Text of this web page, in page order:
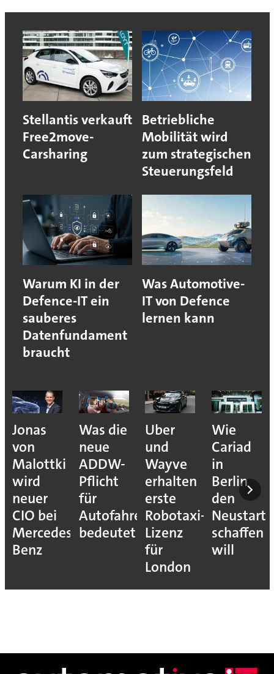
Stellantis verkauft
Free2move-
Carsharing
Betriebliche
Mobilität wird
zum strategischen
Steuerungsfeld
Warum KI in der
Defence-IT ein
sauberes
Datenfundament
braucht
Was Automotive-
IT von Defence
lernen kann
Jonas
von
Malottki
wird
neuer
CIO bei
Mercedes-
Benz
Was die
neue
ADDW-
Pflicht
für
Autofahrer
bedeutet
Uber
und
Wayve
erhalten
erste
Robotaxi-
Lizenz
für
London
Wie
Cariad
in
Berlin
den
Neustart
schaffen
will